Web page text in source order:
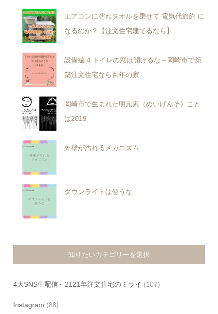
エアコンに濡れタオルを乗せて 電気代節約 に
なるのか？【注文住宅建てるなら】
設備編 4.トイレの窓は開けるな～岡崎市で新
築注文住宅なら百年の家
岡崎市で生まれた明元素（めいげんそ）こと
ば2019
外壁が汚れるメカニズム
ダウンライトは使うな
知りたいカテゴリーを選択
4大SNS生配信～2121年注文住宅のミライ (107)
Instagram (88)